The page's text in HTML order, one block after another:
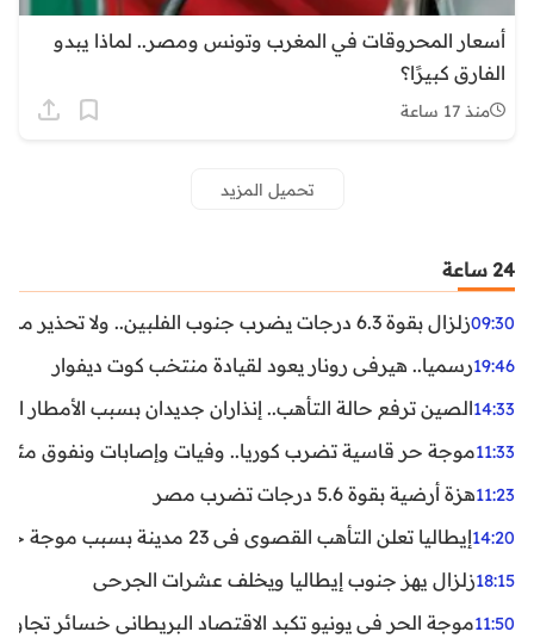
أسعار المحروقات في المغرب وتونس ومصر.. لماذا يبدو
الفارق كبيرًا؟
منذ 17 ساعة
تحميل المزيد
24 ساعة
09:30زلزال بقوة 6.3 درجات يضرب جنوب الفلبين.. ولا تحذير من تسونامي حتى الآن
19:46رسميا.. هيرفي رونار يعود لقيادة منتخب كوت ديفوار
14:33الصين ترفع حالة التأهب.. إنذاران جديدان بسبب الأمطار
11:33موجة حر قاسية تضرب كوريا.. وفيات وإصابات ونفوق مئات
11:23هزة أرضية بقوة 5.6 درجات تضرب مصر
14:20إيطاليا تعلن التأهب القصوى في 23 مدينة بسبب موجة حر شديدة
18:15زلزال يهز جنوب إيطاليا ويخلف عشرات الجرحى
11:50موجة الحر في يونيو تكبد الاقتصاد البريطاني خسائر تجاوزت 1.5 مليار